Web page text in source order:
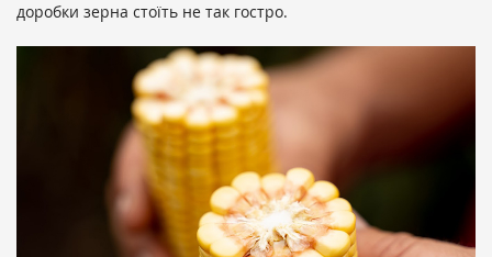
доробки зерна стоїть не так гостро.